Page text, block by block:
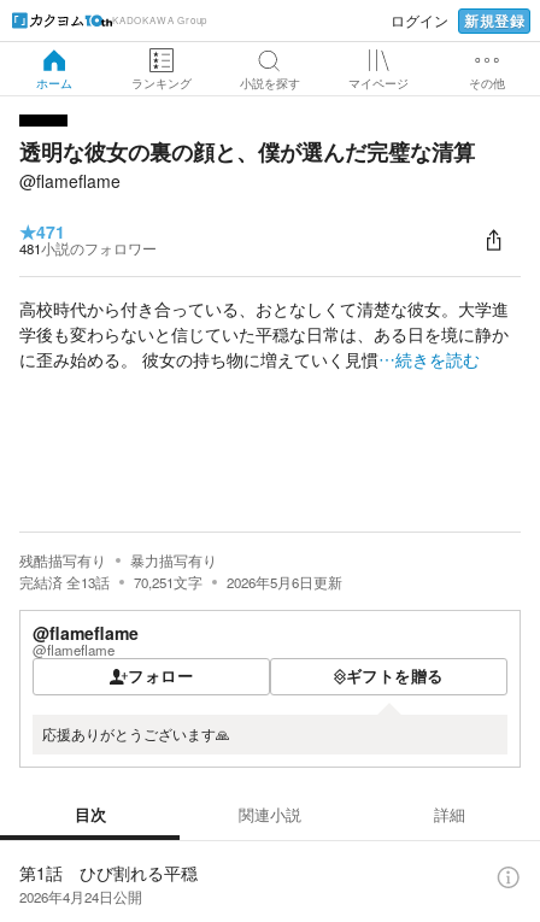
KADOKAWA Group ログイン 新規登録
ホーム ランキング 小説を探す マイページ その他
透明な彼女の裏の顔と、僕が選んだ完璧な清算
@flameflame
★471
481小説のフォロワー
高校時代から付き合っている、おとなしくて清楚な彼女。大学進
学後も変わらないと信じていた平穏な日常は、ある日を境に静か
に歪み始める。 彼女の持ち物に増えていく見慣…続きを読む
残酷描写有り
暴力描写有り
完結済全13話 70,251文字 2026年5月6日更新
@flameflame
@flameflame
フォロー ギフトを贈る
応援ありがとうございます🙏
目次 関連小説 詳細
第1話 ひび割れる平穏
2026年4月24日公開